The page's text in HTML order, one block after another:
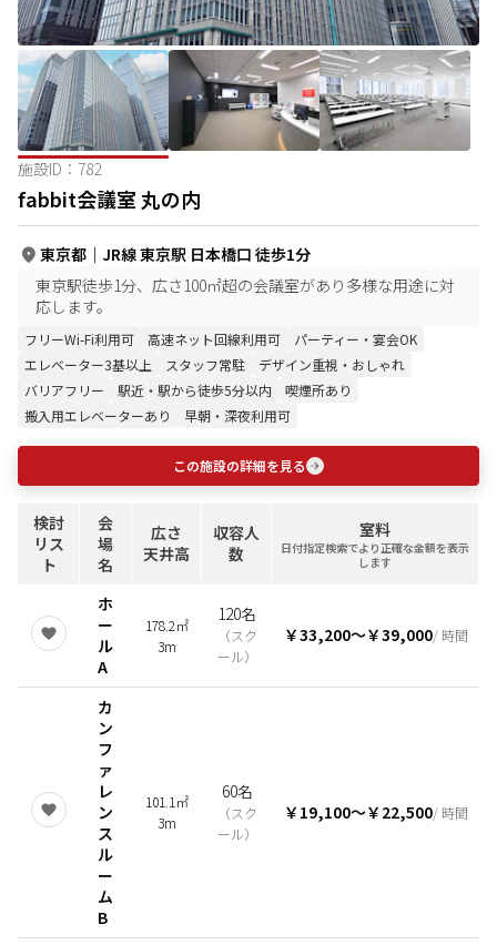
施設ID： 782
fabbit会議室 丸の内
東京都 ｜ JR線 東京駅 日本橋口 徒歩1分
東京駅徒歩1分、広さ100㎡超の会議室があり多様な用途に対
応します。
フリーWi-Fi利用可 高速ネット回線利用可
パーティー・宴会OK
エレベーター3基以上
スタッフ常駐
デザイン重視・おしゃれ
バリアフリー
駅近・駅から徒歩5分以内
喫煙所あり
搬入用エレベーターあり
早朝・深夜利用可
この施設の詳細を見る
検討
リス
ト
会
場
名
広さ
天井高
収容人
数
室料
日付指定検索でより正確な金額を表示
します
ホ
ー
ル
A
178.2㎡
3m
120名
（スク
ール）
￥33,200〜￥39,000/ 時間
カ
ン
フ
ァ
レ
ン
ス
ル
ー
ム
B
101.1㎡
3m
60名
（スク
ール）
￥19,100〜￥22,500/ 時間